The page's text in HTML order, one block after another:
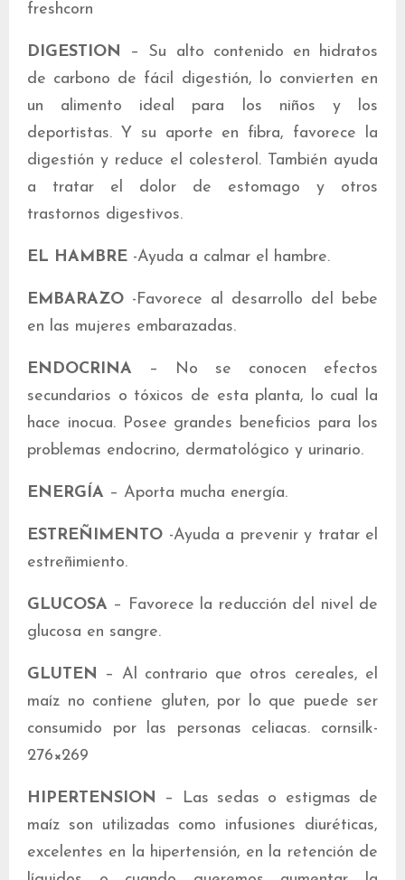
freshcorn
DIGESTION
– Su alto contenido en hidratos
de carbono de fácil digestión, lo convierten en
un alimento ideal para los niños y los
deportistas. Y su aporte en fibra, favorece la
digestión y reduce el colesterol. También ayuda
a tratar el dolor de estomago y otros
trastornos digestivos.
EL HAMBRE -Ayuda a calmar el hambre.
EMBARAZO -Favorece al desarrollo del bebe
en las mujeres embarazadas.
ENDOCRINA – No se conocen efectos
secundarios o tóxicos de esta planta, lo cual la
hace inocua. Posee grandes beneficios para los
problemas endocrino, dermatológico y urinario.
ENERGÍA – Aporta mucha energía.
ESTREÑIMENTO -Ayuda a prevenir y tratar el
estreñimiento.
GLUCOSA – Favorece la reducción del nivel de
glucosa en sangre.
GLUTEN
– Al contrario que otros cereales, el
maíz no contiene gluten, por lo que puede ser
consumido por las personas celiacas. cornsilk-
276×269
HIPERTENSION
– Las sedas o estigmas de
maíz son utilizadas como infusiones diuréticas,
excelentes en la hipertensión, en la retención de